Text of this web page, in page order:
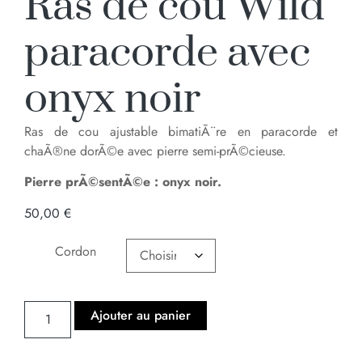
paracorde avec
onyx noir
Ras de cou ajustable bimatiÃ¨re en paracorde et
chaÃ®ne dorÃ©e avec pierre semi-prÃ©cieuse.
Pierre prÃ©sentÃ©e : onyx noir.
50,00 €
Cordon
Ajouter au panier